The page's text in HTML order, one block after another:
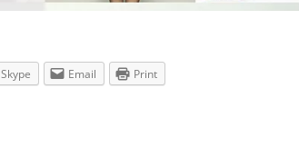
Skype Email Print